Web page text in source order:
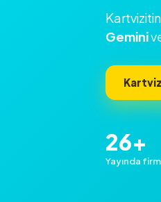
Gemini
26+
Yayında